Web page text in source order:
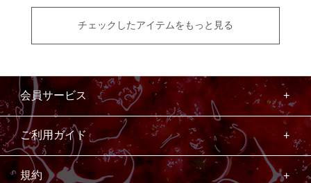
チェックしたアイテムをもっと見る
会員サービス
ご利用ガイド
規約